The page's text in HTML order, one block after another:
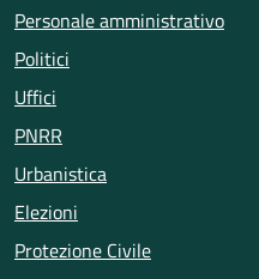
Personale amministrativo
Politici
Uffici
PNRR
Urbanistica
Elezioni
Protezione Civile